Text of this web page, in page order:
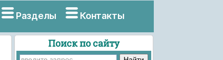
Разделы Контакты
Поиск по сайту